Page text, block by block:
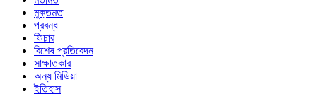
মুক্তমত
প্রবন্ধ
ফিচার
বিশেষ প্রতিবেদন
সাক্ষাতকার
অন্য মিডিয়া
ইতিহাস